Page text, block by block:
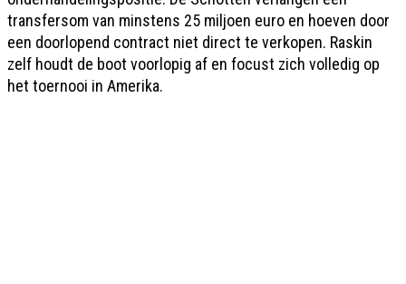
transfersom van minstens 25 miljoen euro en hoeven door
een doorlopend contract niet direct te verkopen. Raskin
zelf houdt de boot voorlopig af en focust zich volledig op
het toernooi in Amerika.